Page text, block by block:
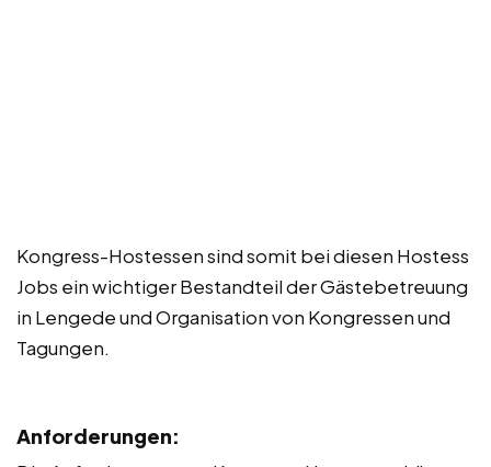
Kongress-Hostessen sind somit bei diesen Hostess
Jobs ein wichtiger Bestandteil der Gästebetreuung
in Lengede und Organisation von Kongressen und
Tagungen.
Anforderungen: